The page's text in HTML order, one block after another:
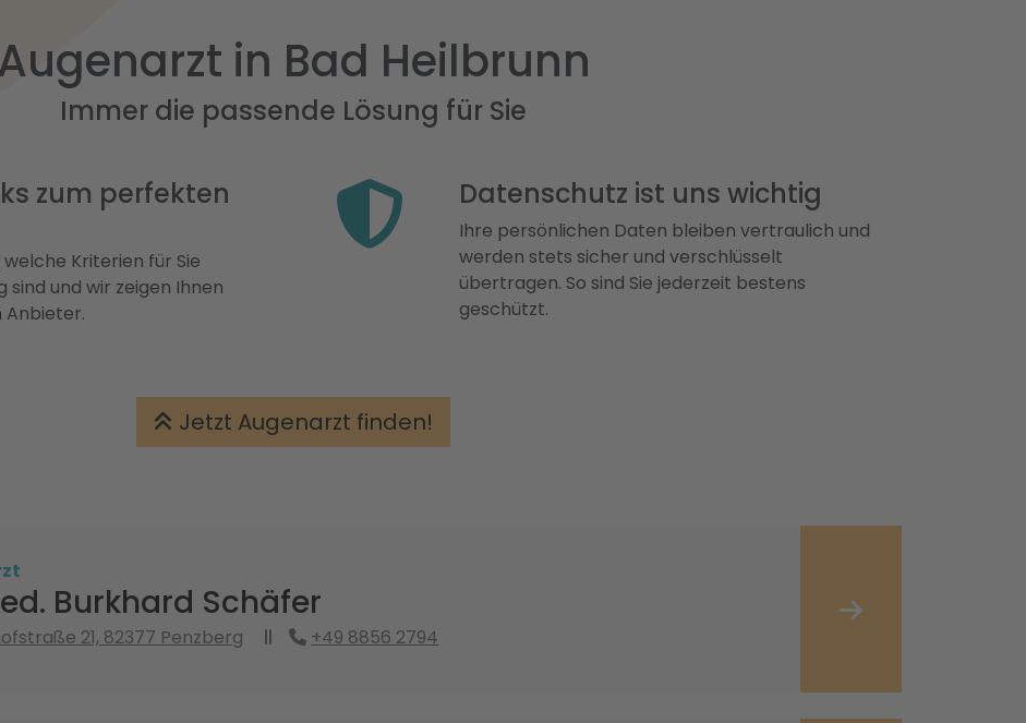
in Bad Heilbrunn
Immer die passende Lösung für Sie
zum perfekten
welche Kriterien für Sie
sind und wir zeigen Ihnen
Anbieter.
Datenschutz ist uns wichtig
Ihre persönlichen Daten bleiben vertraulich und
werden stets sicher und verschlüsselt
übertragen. So sind Sie jederzeit bestens
geschützt.
Jetzt Augenarzt finden!
Burkhard Schäfer
21, 82377 Penzberg +49 8856 2794